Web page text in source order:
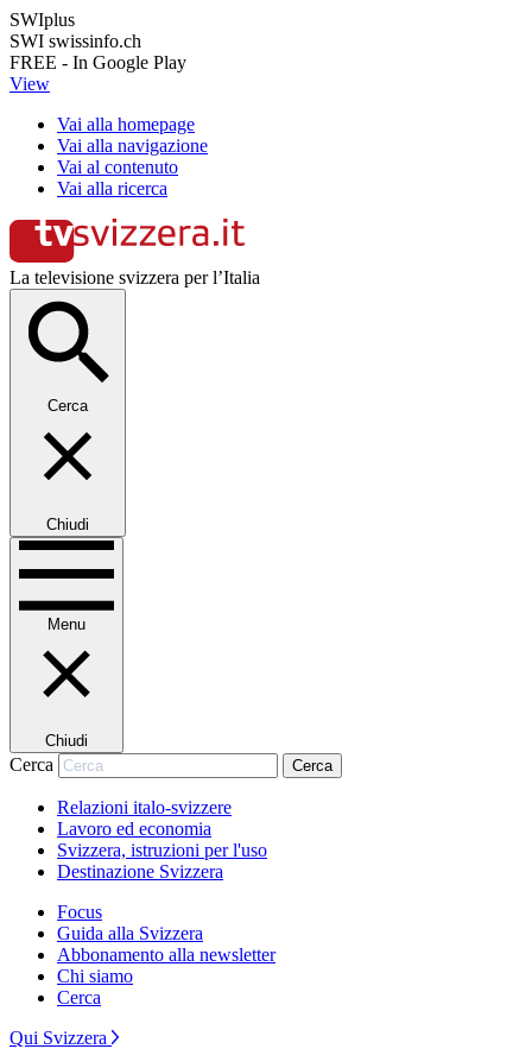
SWIplus
SWI swissinfo.ch
FREE - In Google Play
View
Vai alla homepage
Vai alla navigazione
Vai al contenuto
Vai alla ricerca
La televisione svizzera per l’Italia
Cerca
Chiudi
Menu
Chiudi
Cerca Cerca
Relazioni italo-svizzere
Lavoro ed economia
Svizzera, istruzioni per l'uso
Destinazione Svizzera
Focus
Guida alla Svizzera
Abbonamento alla newsletter
Chi siamo
Cerca
Qui Svizzera